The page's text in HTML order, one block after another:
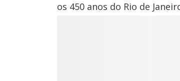
os 450 anos do Rio de